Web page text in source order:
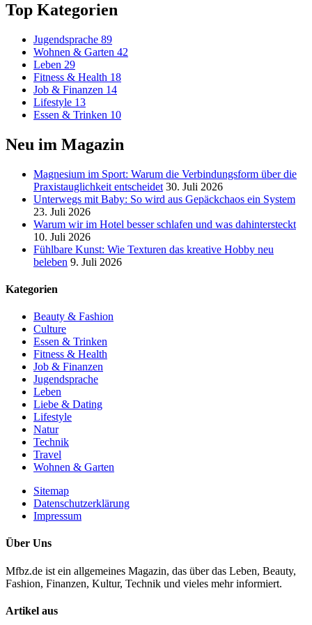
Top Kategorien
Jugendsprache 89
Wohnen & Garten 42
Leben 29
Fitness & Health 18
Job & Finanzen 14
Lifestyle 13
Essen & Trinken 10
Neu im Magazin
Magnesium im Sport: Warum die Verbindungsform über die
Praxistauglichkeit entscheidet 30. Juli 2026
Unterwegs mit Baby: So wird aus Gepäckchaos ein System
23. Juli 2026
Warum wir im Hotel besser schlafen und was dahintersteckt
10. Juli 2026
Fühlbare Kunst: Wie Texturen das kreative Hobby neu
beleben 9. Juli 2026
Kategorien
Beauty & Fashion
Culture
Essen & Trinken
Fitness & Health
Job & Finanzen
Jugendsprache
Leben
Liebe & Dating
Lifestyle
Natur
Technik
Travel
Wohnen & Garten
Sitemap
Datenschutzerklärung
Impressum
Über Uns
Mfbz.de ist ein allgemeines Magazin, das über das Leben, Beauty,
Fashion, Finanzen, Kultur, Technik und vieles mehr informiert.
Artikel aus